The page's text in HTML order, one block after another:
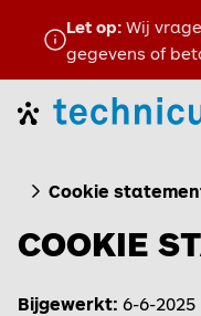
Let op: Wij
gegevens of
Home
Cookie
COOKIE
Bijgewerkt: 6-6-2025